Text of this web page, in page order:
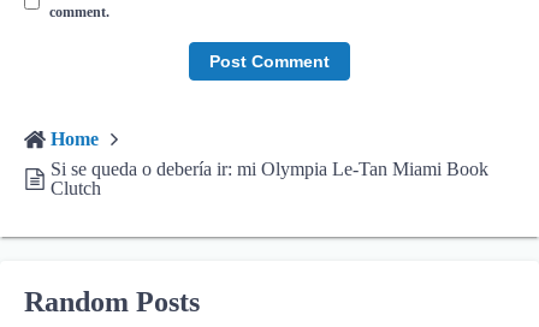
comment.
Home
Si se queda o debería ir: mi Olympia Le-Tan Miami Book
Clutch
Random Posts